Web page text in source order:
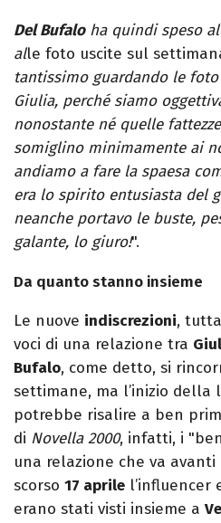
Del Bufaloha quindi speso
alle foto uscite sul
tantissimo guardando le
Giulia, perché siamo
nonostante né quelle
somiglino minimamente ai
andiamo a fare la spaesa
era lo spirito entusiasta del
neanche portavo le buste,
galante, lo giuro!".
Da quanto stanno insieme
Le nuove indiscrezioni,
voci di una relazione tra
Bufalo, come detto, si
settimane, ma l’inizio della
potrebbe risalire a ben
di Novella 2000, infatti, i
una relazione che va avanti
scorso 17 aprile l’influencer
erano stati visti insieme a